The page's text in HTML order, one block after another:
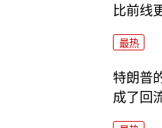
比前线
最热
特朗普
成了回